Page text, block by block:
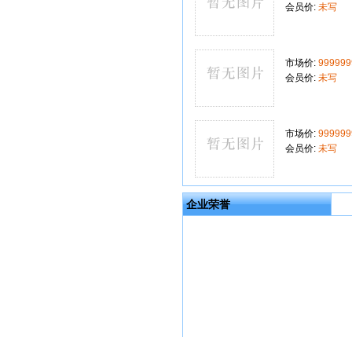
会员价: 未写
市场价:
会员价: 未写
市场价:
会员价: 未写
企业荣誉